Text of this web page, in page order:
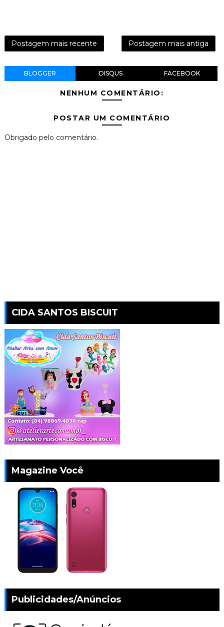
Postagem mais recente Postagem mais antiga
BLOGGER DISQUS FACEBOOK
NENHUM COMENTÁRIO:
POSTAR UM COMENTÁRIO
Obrigado pelo comentário.
CIDA SANTOS BISCUIT
Magazine Você
Publicidades/Anúncios